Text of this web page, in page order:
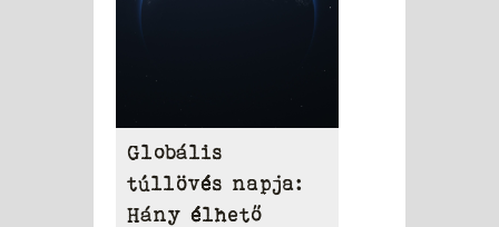
Globális
túllövés napja:
Hány élhető